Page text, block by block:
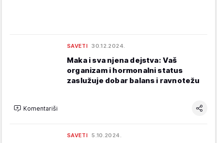
SAVETI 30.12.2024.
Maka i sva njena dejstva: Vaš
organizam i hormonalni status
zaslužuje dobar balans i ravnotežu
Komentariši
SAVETI 5.10.2024.